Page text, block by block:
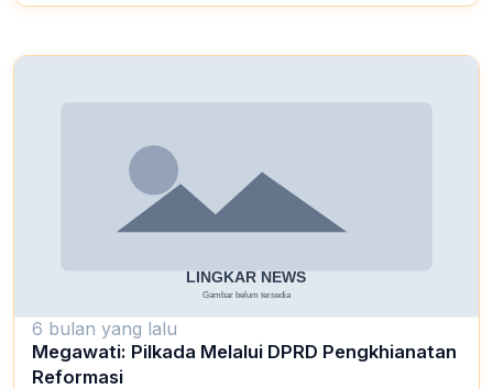
6 bulan yang lalu
Megawati: Pilkada Melalui DPRD Pengkhianatan
Reformasi